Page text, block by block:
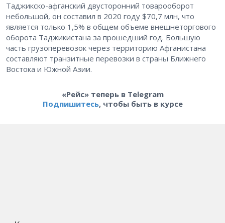
Таджикско-афганский двусторонний товарооборот
небольшой, он составил в 2020 году $70,7 млн, что
является только 1,5% в общем объеме внешнеторгового
оборота Таджикистана за прошедший год. Большую
часть грузоперевозок через территорию Афганистана
составляют транзитные перевозки в страны Ближнего
Востока и Южной Азии.
«Рейс» теперь в Telegram
Подпишитесь, чтобы быть в курсе